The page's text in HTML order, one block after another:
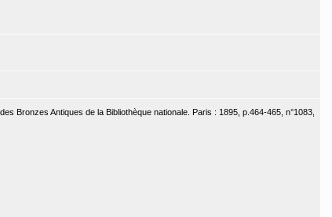
Bronzes Antiques de la Bibliothèque nationale. Paris : 1895, p.464-465, n°1083,